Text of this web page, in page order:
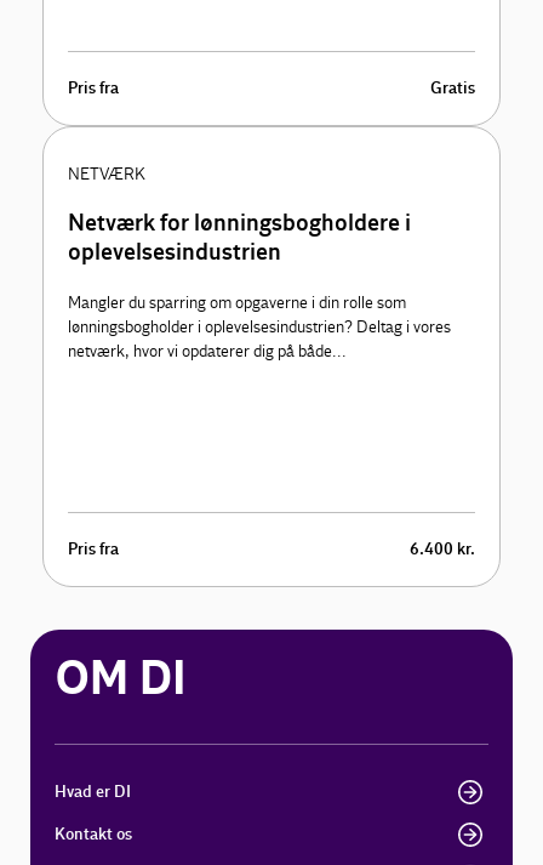
Pris fra Gratis
NETVÆRK
Netværk for lønningsbogholdere i
oplevelsesindustrien
Mangler du sparring om opgaverne i din rolle som
lønningsbogholder i oplevelsesindustrien? Deltag i vores
netværk, hvor vi opdaterer dig på både...
Pris fra 6.400 kr.
OM DI
Hvad er DI
Kontakt os